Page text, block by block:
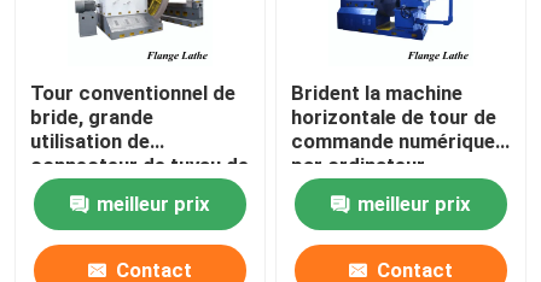
Tour conventionnel de
bride, grande
utilisation de
connecteur de tuyau de
machine de tour de
haute précision
meilleur prix
Contact
Brident la machine
horizontale de tour de
commande numérique
par ordinateur
meilleur prix
Contact